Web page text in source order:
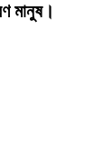
মানুষ।